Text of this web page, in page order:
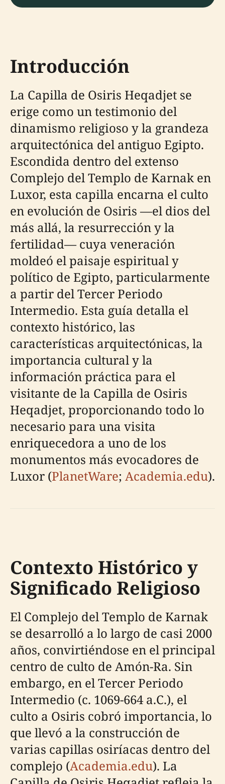
Introducción
La Capilla de Osiris Heqadjet se
erige como un testimonio del
dinamismo religioso y la grandeza
arquitectónica del antiguo Egipto.
Escondida dentro del extenso
Complejo del Templo de Karnak en
Luxor, esta capilla encarna el culto
en evolución de Osiris —el dios del
más allá, la resurrección y la
fertilidad— cuya veneración
moldeó el paisaje espiritual y
político de Egipto, particularmente
a partir del Tercer Periodo
Intermedio. Esta guía detalla el
contexto histórico, las
características arquitectónicas, la
importancia cultural y la
información práctica para el
visitante de la Capilla de Osiris
Heqadjet, proporcionando todo lo
necesario para una visita
enriquecedora a uno de los
monumentos más evocadores de
Luxor (PlanetWare; Academia.edu).
Contexto Histórico y
Significado Religioso
El Complejo del Templo de Karnak
se desarrolló a lo largo de casi 2000
años, convirtiéndose en el principal
centro de culto de Amón-Ra. Sin
embargo, en el Tercer Periodo
Intermedio (c. 1069-664 a.C.), el
culto a Osiris cobró importancia, lo
que llevó a la construcción de
varias capillas osiríacas dentro del
complejo (Academia.edu). La